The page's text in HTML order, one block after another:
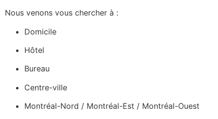
Nous venons vous chercher à :
Domicile
Hôtel
Bureau
Centre-ville
Montréal-Nord / Montréal-Est / Montréal-Ouest